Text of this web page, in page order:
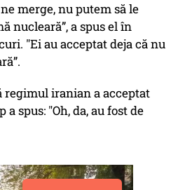
merge, nu putem să le
nucleară”, a spus el în
"Ei au acceptat deja că nu
regimul iranian a acceptat
spus: "Oh, da, au fost de